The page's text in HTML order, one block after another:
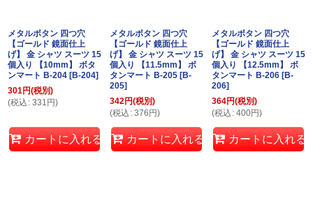
メタルボタン 四つ穴
【ゴールド 鏡面仕上
げ】 金 シャツ スーツ 15
個入り 【10mm】 ボタ
ンマート B-204 [B-204]
301円(税別)
(税込 : 331 円)
カートに入れる
メタルボタン 四つ穴
【ゴールド 鏡面仕上
げ】 金 シャツ スーツ 15
個入り 【11.5mm】 ボ
タンマート B-205 [B-
205]
342円(税別)
(税込 : 376 円)
カートに入れる
メタルボタン 四つ穴
【ゴールド 鏡面仕上
げ】 金 シャツ スーツ 15
個入り 【12.5mm】 ボ
タンマート B-206 [B-
206]
364円(税別)
(税込 : 400円)
カートに入れる